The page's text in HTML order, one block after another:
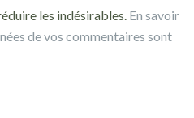
les indésirables. En savoir
de vos commentaires sont